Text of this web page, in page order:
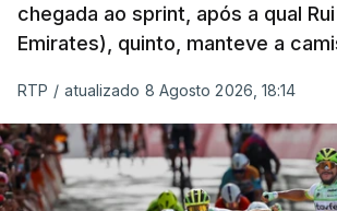
chegada ao sprint, após a qual
Emirates), quinto, manteve a
RTP / atualizado 8 Agosto 2026, 18:14